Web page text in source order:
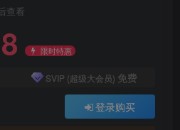
查看
限时特惠
SVIP (超级大会员) 免费
登录购买